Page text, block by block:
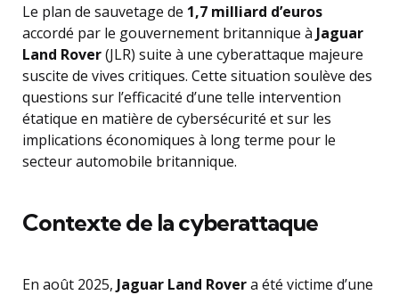
Le plan de sauvetage de 1,7 milliard d’euros
accordé par le gouvernement britannique à Jaguar
Land Rover(JLR) suite à une cyberattaque majeure
suscite de vives critiques. Cette situation soulève des
questions sur l’efficacité d’une telle intervention
étatique en matière de cybersécurité et sur les
implications économiques à long terme pour le
secteur automobile britannique.
Contexte de la cyberattaque
En août 2025, Jaguar Land Rovera été victime d’une